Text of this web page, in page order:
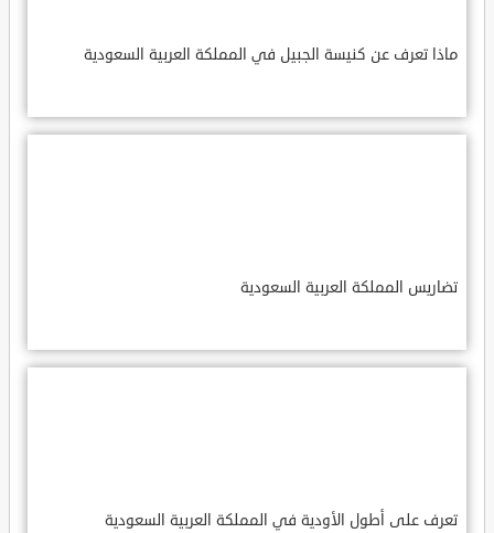
ماذا تعرف عن كنيسة الجبيل في المملكة العربية السعودية
تضاريس المملكة العربية السعودية
تعرف على أطول الأودية في المملكة العربية السعودية